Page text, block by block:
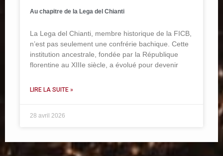
Au chapitre de la Lega del Chianti
La Lega del Chianti, membre historique de la FICB,
n’est pas seulement une confrérie bachique. Cette
institution ancestrale, fondée par la République
florentine au XIIIe siècle, a évolué pour devenir
LIRE LA SUITE »
28 avril 2026